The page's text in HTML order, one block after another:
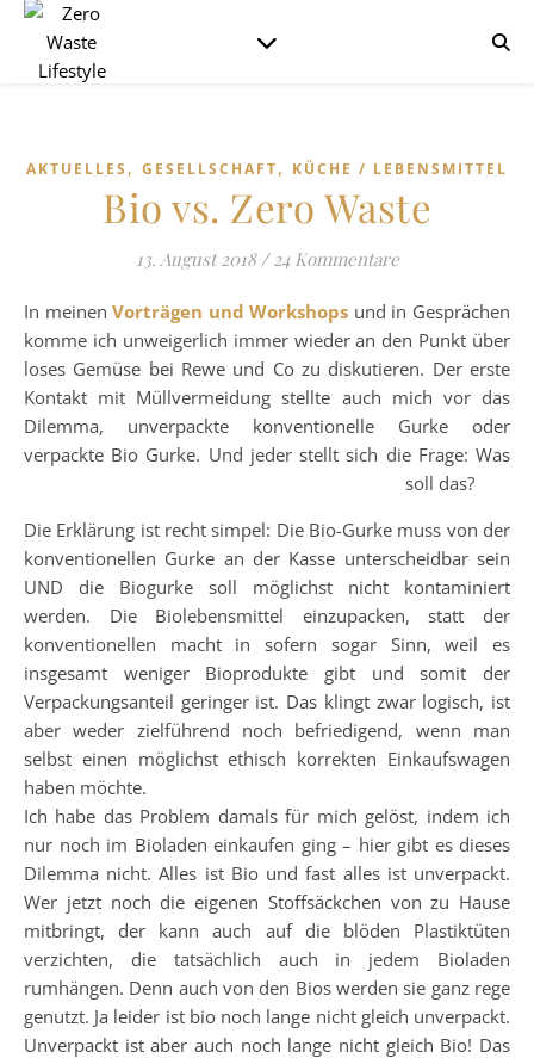
AKTUELLES , GESELLSCHAFT, KÜCHE / LEBENSMITTEL
Bio vs. Zero Waste
13. August 2018 / 24 Kommentare
In meinenVorträgen und Workshops und in Gesprächen
komme ich unweigerlich immer wieder an den Punkt über
loses Gemüse bei Rewe und Co zu diskutieren. Der erste
Kontakt mit Müllvermeidung stellte auch mich vor das
Dilemma, unverpackte konventionelle Gurke oder
verpackte Bio Gurke. Und jeder stellt sich die Frage: Was
soll das?
Die Erklärung ist recht simpel: Die Bio-Gurke muss von der
konventionellen Gurke an der Kasse unterscheidbar sein
UND die Biogurke soll möglichst nicht kontaminiert
werden. Die Biolebensmittel einzupacken, statt der
konventionellen macht in sofern sogar Sinn, weil es
insgesamt weniger Bioprodukte gibt und somit der
Verpackungsanteil geringer ist. Das klingt zwar logisch, ist
aber weder zielführend noch befriedigend, wenn man
selbst einen möglichst ethisch korrekten Einkaufswagen
haben möchte.
Ich habe das Problem damals für mich gelöst, indem ich
nur noch im Bioladen einkaufen ging – hier gibt es dieses
Dilemma nicht. Alles ist Bio und fast alles ist unverpackt.
Wer jetzt noch die eigenen Stoffsäckchen von zu Hause
mitbringt, der kann auch auf die blöden Plastiktüten
verzichten, die tatsächlich auch in jedem Bioladen
rumhängen. Denn auch von den Bios werden sie ganz rege
genutzt. Ja leider ist bio noch lange nicht gleich unverpackt.
Unverpackt ist aber auch noch lange nicht gleich Bio! Das